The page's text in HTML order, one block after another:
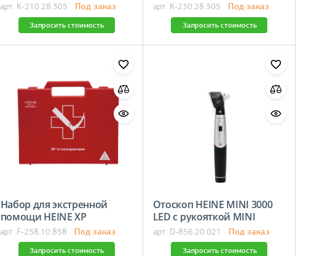
арт. K-210.28.305 Под заказ
Запросить стоимость
арт. K-230.28.305 Под заказ
Запросить стоимость
Набор для экстренной
помощи HEINE XP
арт. F-258.10.858 Под заказ
Запросить стоимость
Отоскоп HEINE MINI 3000
LED с рукояткой MINI
арт. D-856.20.021 Под заказ
Запросить стоимость